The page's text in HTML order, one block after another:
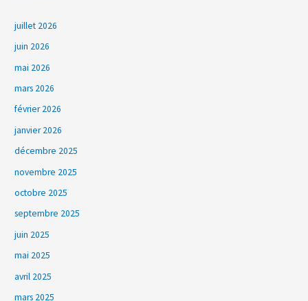
juillet 2026
juin 2026
mai 2026
mars 2026
février 2026
janvier 2026
décembre 2025
novembre 2025
octobre 2025
septembre 2025
juin 2025
mai 2025
avril 2025
mars 2025